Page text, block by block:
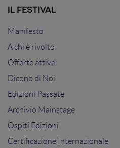
IL FESTIVAL
Manifesto
A chi è rivolto
Offerte attive
Dicono di Noi
Edizioni Passate
Archivio Mainstage
Ospiti Edizioni
Certificazione Internazionale